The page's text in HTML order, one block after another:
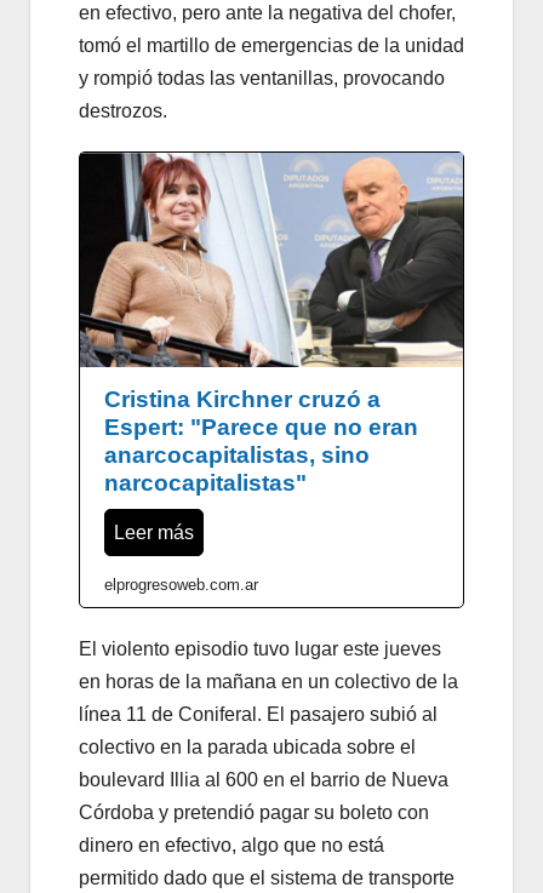
en efectivo, pero ante la negativa del chofer,
tomó el martillo de emergencias de la unidad
y rompió todas las ventanillas, provocando
destrozos.
Cristina Kirchner cruzó a
Espert: "Parece que no eran
anarcocapitalistas, sino
narcocapitalistas"
Leer más
elprogresoweb.com.ar
El violento episodio tuvo lugar este jueves
en horas de la mañana en un colectivo de la
línea 11 de Coniferal. El pasajero subió al
colectivo en la parada ubicada sobre el
boulevard Illia al 600 en el barrio de Nueva
Córdoba y pretendió pagar su boleto con
dinero en efectivo, algo que no está
permitido dado que el sistema de transporte